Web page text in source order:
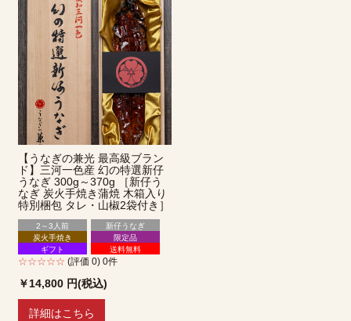
【うなぎの兼光 最高級ブラン
ド】三河一色産 幻の特選新仔
うなぎ 300g～370g ［新仔う
なぎ 炭火手焼き蒲焼 木箱入り
特別梱包 タレ・山椒2袋付き］
2～3人前
新仔うなぎ
炭火手焼き
限定品
ギフト
送料無料
☆☆☆☆☆ (評価 0) 0件
￥14,800 円(税込)
詳細はこちら